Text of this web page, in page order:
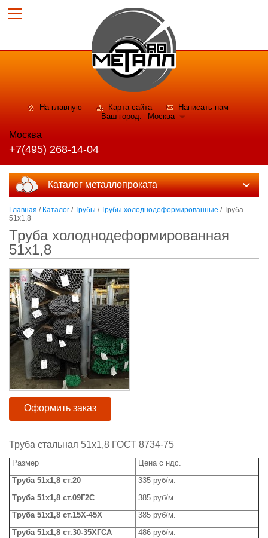
На главную Карта сайта
Написать нам
Ваш город:
Москва
Москва
+7(495) 268-14-04
Каталог металлопроката
Главная / Каталог /Трубы /Трубы холоднодеформированные / Труба
51x1,8
Труба холоднодеформированная
51x1,8
Оформить заказ
Труба стальная 51x1,8 ГОСТ 8734-75
Размер
Цена с ндс.
Труба 51x1,8 ст.20
335 руб/м.
Труба 51x1,8 ст.09Г2С
385 руб/м.
Труба 51x1,8 ст.15Х-45Х
385 руб/м.
Труба 51x1,8 ст.30-35ХГСА 486 руб/м.